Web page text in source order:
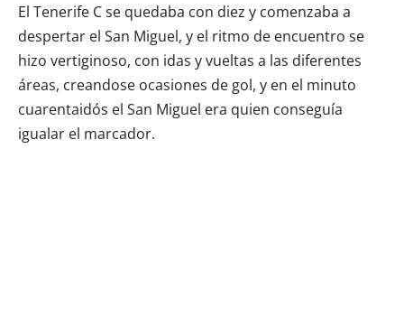
El Tenerife C se quedaba con diez y comenzaba a
despertar el San Miguel, y el ritmo de encuentro se
hizo vertiginoso, con idas y vueltas a las diferentes
áreas, creandose ocasiones de gol, y en el minuto
cuarentaidós el San Miguel era quien conseguía
igualar el marcador.